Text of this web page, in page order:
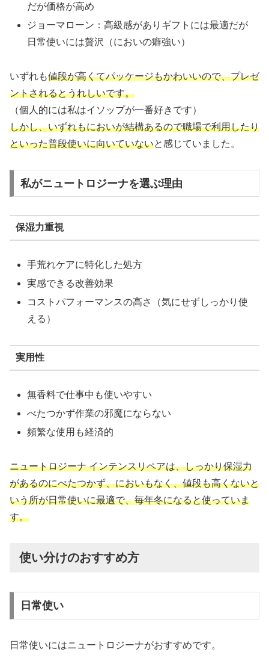
だが価格が高め
ジョーマローン：高級感がありギフトには最適だが
日常使いには贅沢（においの癖強い）
いずれも値段が高くてパッケージもかわいいので、プレゼ
ントされるとうれしいです。
（個人的には私はイソップが一番好きです）
しかし、いずれもにおいが結構あるので職場で利用したり
といった普段使いに向いていないと感じていました。
私がニュートロジーナを選ぶ理由
保湿力重視
手荒れケアに特化した処方
実感できる改善効果
コストパフォーマンスの高さ（気にせずしっかり使
える）
実用性
無香料で仕事中も使いやすい
べたつかず作業の邪魔にならない
頻繁な使用も経済的
ニュートロジーナ インテンスリペアは、しっかり保湿力
があるのにべたつかず、においもなく、値段も高くないと
いう所が日常使いに最適で、毎年冬になると使っていま
す。
使い分けのおすすめ方
日常使い
日常使いにはニュートロジーナがおすすめです。